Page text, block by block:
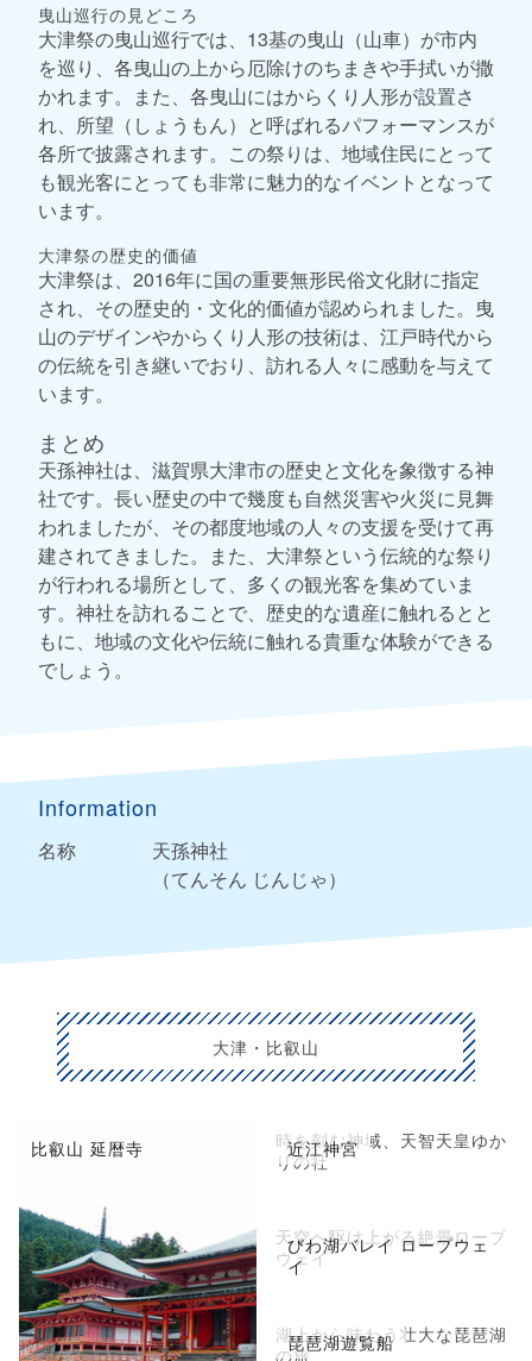
曳山巡行の見どころ
大津祭の曳山巡行では、13基の曳山（山車）が市内
を巡り、各曳山の上から厄除けのちまきや手拭いが撒
かれます。また、各曳山にはからくり人形が設置さ
れ、所望（しょうもん）と呼ばれるパフォーマンスが
各所で披露されます。この祭りは、地域住民にとって
も観光客にとっても非常に魅力的なイベントとなって
います。
大津祭の歴史的価値
大津祭は、2016年に国の重要無形民俗文化財に指定
され、その歴史的・文化的価値が認められました。曳
山のデザインやからくり人形の技術は、江戸時代から
の伝統を引き継いでおり、訪れる人々に感動を与えて
います。
まとめ
天孫神社は、滋賀県大津市の歴史と文化を象徴する神
社です。長い歴史の中で幾度も自然災害や火災に見舞
われましたが、その都度地域の人々の支援を受けて再
建されてきました。また、大津祭という伝統的な祭り
が行われる場所として、多くの観光客を集めていま
す。神社を訪れることで、歴史的な遺産に触れるとと
もに、地域の文化や伝統に触れる貴重な体験ができる
でしょう。
Information
名称
天孫神社
（てんそん じんじゃ）
大津・比叡山
比叡山 延暦寺 近江神宮
時を刻む神域、天智天皇ゆか
りの社
びわ湖バレイ ロープウェ
イ
天空へ駆け上がる絶景ロープ
ウェイ
琵琶湖遊覧船
湖上から味わう壮大な琵琶湖
の旅